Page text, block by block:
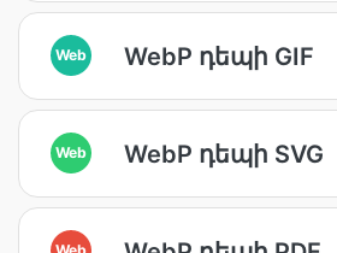
Web WebP դեպի GIF
Web WebP դեպի SVG
Web